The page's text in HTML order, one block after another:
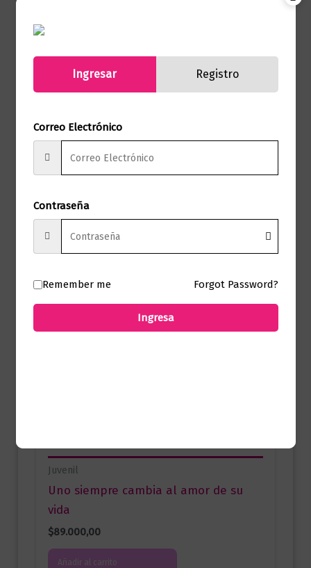
Autor Alice Kellen
Formato 13 x 19
Presentación Tapa Dura
No hay valoraciones aún.
comprado este producto pueden hacer
Juvenil
Uno siempre cambia al amor de su
vida
$89.000,00
Añadir al carrito
Ingresar Registro
Correo Electrónico
Contraseña
Remember me Forgot Password?
Ingresa